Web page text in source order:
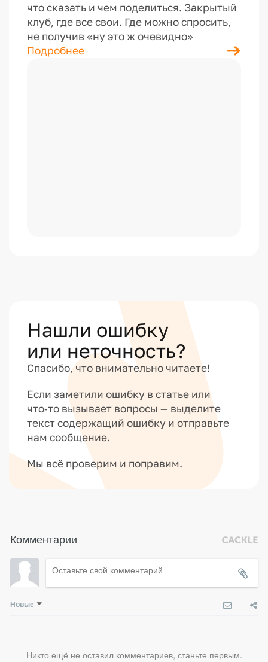
что сказать и чем поделиться. Закрытый
клуб, где все свои. Где можно спросить,
не получив «ну это ж очевидно»
Подробнее
Нашли ошибку
или неточность?
Спасибо, что внимательно читаете!
Если заметили ошибку в статье или
что‑то вызывает вопросы — выделите
текст содержащий ошибку и отправьте
нам сообщение.
Мы всё проверим и поправим.
Комментарии
Новые
Никто ещё не оставил комментариев, станьте первым.